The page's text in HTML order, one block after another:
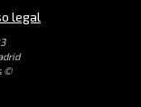
legal
©